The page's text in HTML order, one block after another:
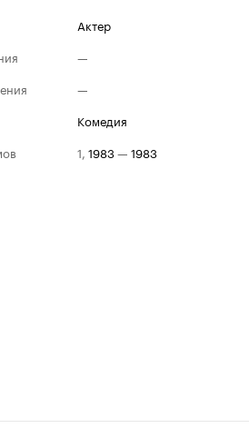
Актер
—
—
комедия
1, 1983— 1983